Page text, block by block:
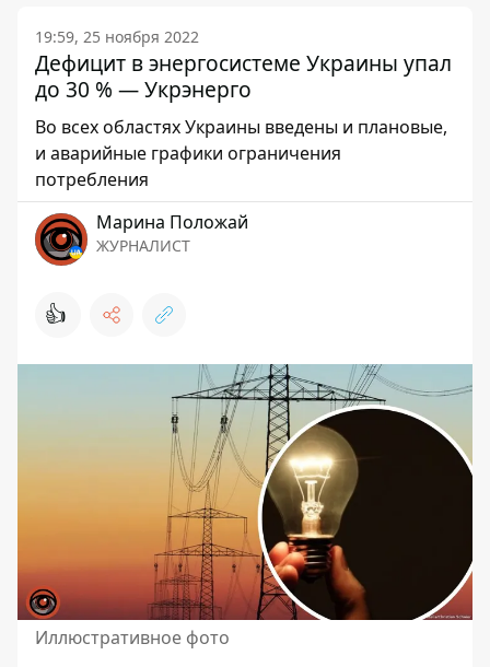
19:59, 25 ноября 2022
Дефицит в энергосистеме Украины упал
до 30 % — Укрэнерго
Во всех областях Украины введены и плановые,
и аварийные графики ограничения
потребления
Марина Положай
ЖУРНАЛИСТ
👍
Иллюстративное фото